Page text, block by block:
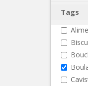
Tags